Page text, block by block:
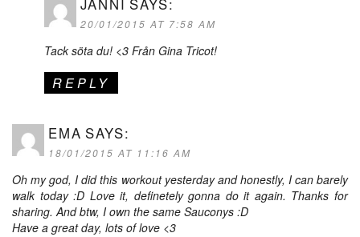
JANNI SAYS:
20/01/2015 AT 7:58 AM
Tack söta du! <3 Från Gina Tricot!
REPLY
EMA SAYS:
18/01/2015 AT 11:16 AM
Oh my god, I did this workout yesterday and honestly, I can barely
walk today :D Love it, definetely gonna do it again. Thanks for
sharing. And btw, I own the same Sauconys :D
Have a great day, lots of love <3